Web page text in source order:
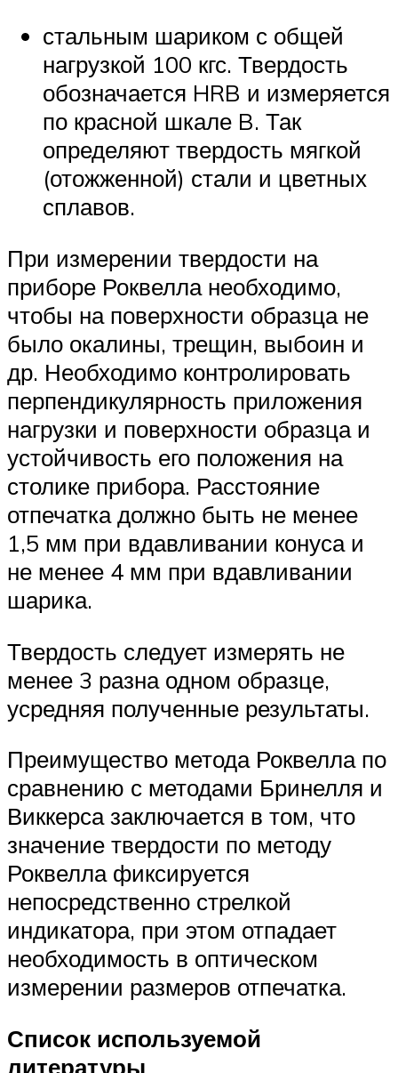
стальным шариком с общей
нагрузкой 100 кгс. Твердость
обозначается HRB и измеряется
по красной шкале B. Так
определяют твердость мягкой
(отожженной) стали и цветных
сплавов.
При измерении твердости на
приборе Роквелла необходимо,
чтобы на поверхности образца не
было окалины, трещин, выбоин и
др. Необходимо контролировать
перпендикулярность приложения
нагрузки и поверхности образца и
устойчивость его положения на
столике прибора. Расстояние
отпечатка должно быть не менее
1,5 мм при вдавливании конуса и
не менее 4 мм при вдавливании
шарика.
Твердость следует измерять не
менее 3 разна одном образце,
усредняя полученные результаты.
Преимущество метода Роквелла по
сравнению с методами Бринелля и
Виккерса заключается в том, что
значение твердости по методу
Роквелла фиксируется
непосредственно стрелкой
индикатора, при этом отпадает
необходимость в оптическом
измерении размеров отпечатка.
Список используемой
литературы